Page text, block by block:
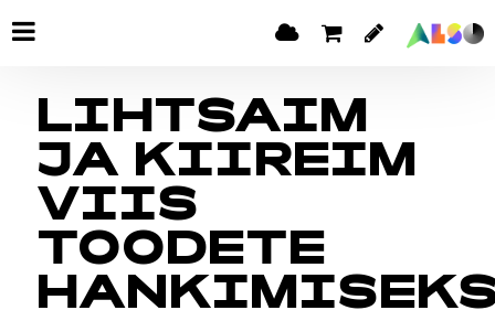
LIHTSAIM
JA KIIREIM
VIIS
TOODETE